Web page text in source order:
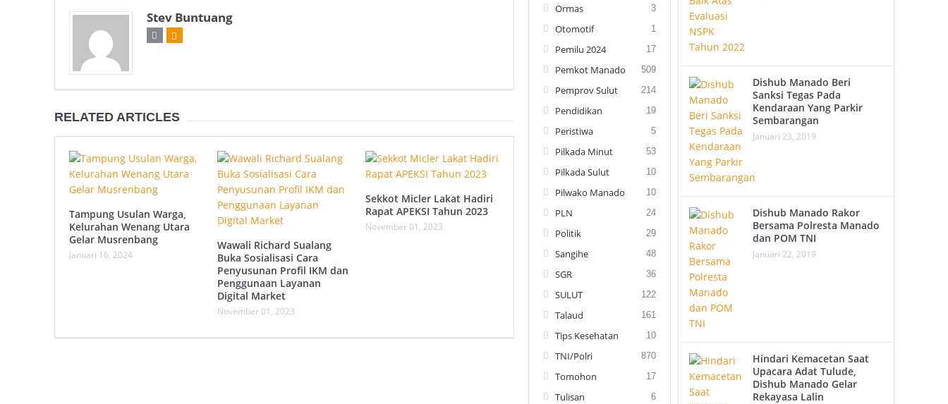
Stev Buntuang
RELATED ARTICLES
Tampung Usulan Warga,
Kelurahan Wenang Utara
Gelar Musrenbang
Januari 16, 2024
Wawali Richard Sualang
Buka Sosialisasi Cara
Penyusunan Profil IKM dan
Penggunaan Layanan
Digital Market
November 01, 2023
Sekkot Micler Lakat Hadiri
Rapat APEKSI Tahun 2023
November 01, 2023
Ormas 3
Otomotif 1
Pemilu 2024 17
Pemkot Manado 509
Pemprov Sulut 214
Pendidikan 19
Peristiwa 5
Pilkada Minut 53
Pilkada Sulut 10
Pilwako Manado 10
PLN 24
Politik 29
Sangihe 48
SGR 36
SULUT 122
Talaud 161
Tips Kesehatan 10
TNI/Polri 870
Tomohon 17
Tulisan 6
Dishub Manado Beri
Sanksi Tegas Pada
Kendaraan Yang Parkir
Sembarangan
Januari 23, 2019
Dishub Manado Rakor
Bersama Polresta Manado
dan POM TNI
Januari 22, 2019
Hindari Kemacetan Saat
Upacara Adat Tulude,
Dishub Manado Gelar
Rekayasa Lalin